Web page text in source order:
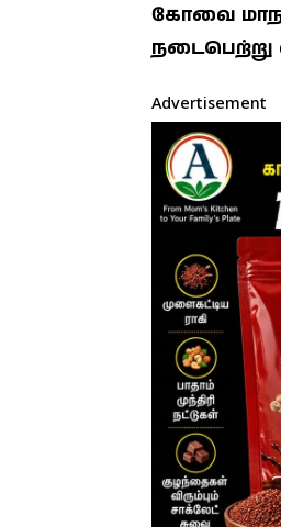
கோவை
நடைபெற்று
Advertisement